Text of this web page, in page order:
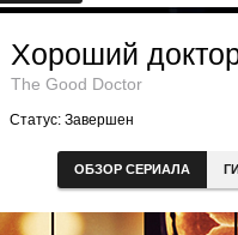
Хороший
The Good Doctor
Статус: Завершен
ОБЗОР СЕРИАЛА